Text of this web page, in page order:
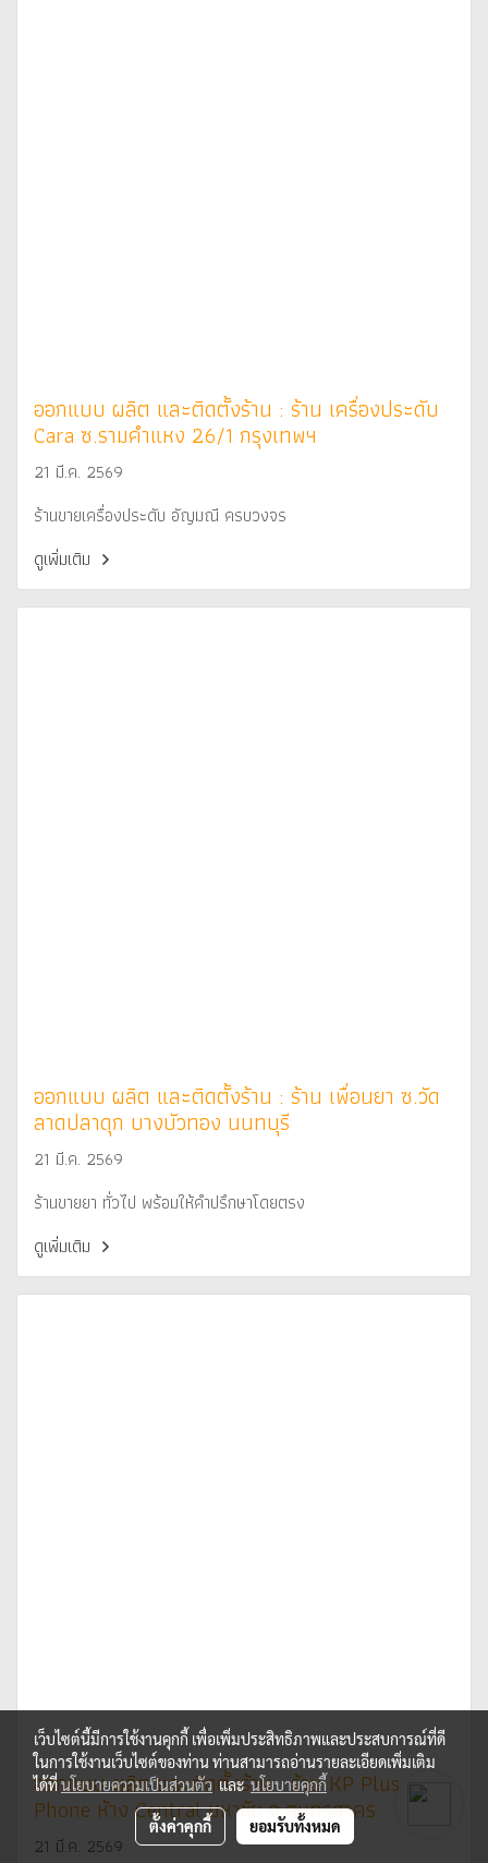
ออกแบบ ผลิต และติดตั้งร้าน : ร้าน เครื่องประดับ
Cara ซ.รามคำแหง 26/1 กรุงเทพฯ
21 มี.ค. 2569
ร้านขายเครื่องประดับ อัญมณี ครบวงจร
ดูเพิ่มเติม
ออกแบบ ผลิต และติดตั้งร้าน : ร้าน เพื่อนยา ซ.วัด
ลาดปลาดุก บางบัวทอง นนทบุรี
21 มี.ค. 2569
ร้านขายยา ทั่วไป พร้อมให้คำปรึกษาโดยตรง
ดูเพิ่มเติม
ออกแบบ ผลิต และติดตั้งร้าน : ร้าน KP Plus
Phone ห้าง Central มหาชัย จ.สมุทรสาคร
21 มี.ค. 2569
เว็บไซต์นี้มีการใช้งานคุกกี้ เพื่อเพิ่มประสิทธิภาพและประสบการณ์ที่ดี
ในการใช้งานเว็บไซต์ของท่าน ท่านสามารถอ่านรายละเอียดเพิ่มเติม
ได้ที่นโยบายความเป็นส่วนตัวและนโยบายคุกกี้
ตั้งค่าคุกกี้ ยอมรับทั้งหมด